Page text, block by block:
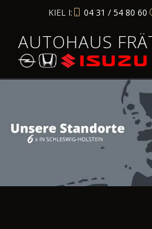
KIEL I: 04 31 / 54 80 60
AUTOHAUS